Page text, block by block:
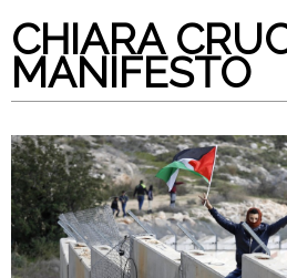
CHIARA
MANIFESTO